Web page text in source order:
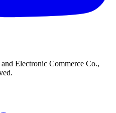
Electronic Commerce Co.,